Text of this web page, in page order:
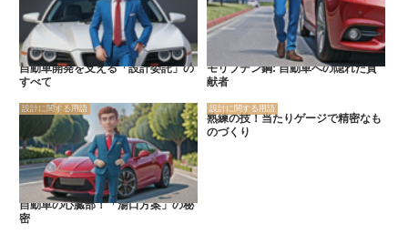
自動車開発を支える「設計委託」の
すべて
モリブデン鋼: 自動車への隠れた貢
献者
設計に関する用語
自動車の心臓部！「湯口方案」の秘
密
設計に関する用語
熟練の技！当たりゲージで精密なも
のづくり